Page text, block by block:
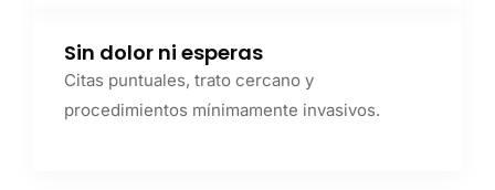
Sin dolor ni esperas
Citas puntuales, trato cercano y
procedimientos mínimamente invasivos.